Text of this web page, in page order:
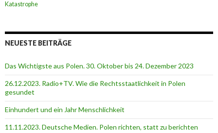
Katastrophe
NEUESTE BEITRÄGE
Das Wichtigste aus Polen. 30. Oktober bis 24. Dezember 2023
26.12.2023. Radio+TV. Wie die Rechtsstaatlichkeit in Polen
gesundet
Einhundert und ein Jahr Menschlichkeit
11.11.2023. Deutsche Medien. Polen richten, statt zu berichten